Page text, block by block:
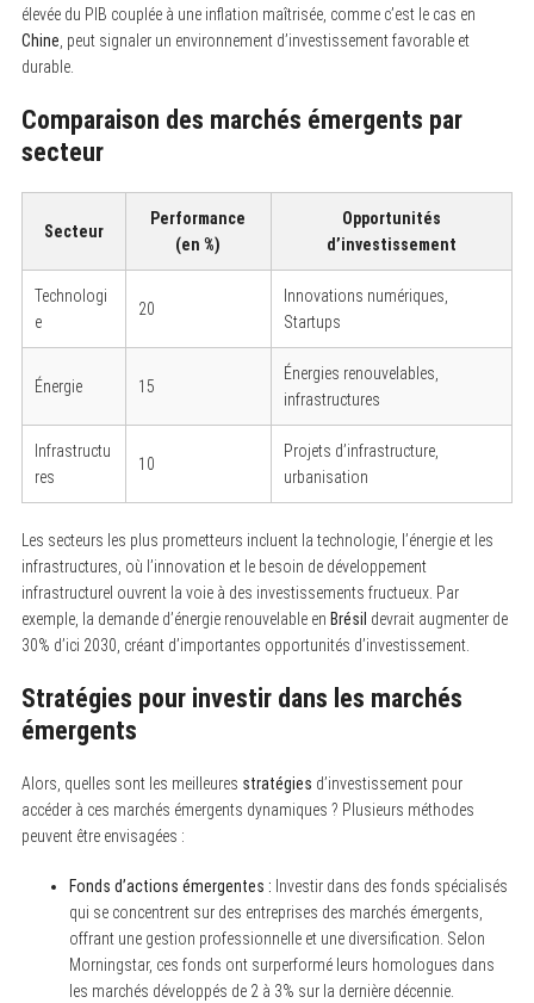
élevée du PIB couplée à une inflation maîtrisée, comme c’est le cas en
Chine, peut signaler un environnement d’investissement favorable et
durable.
Comparaison des marchés émergents par
secteur
Secteur
Performance
(en %)
Opportunités
d’investissement
Technologi
e
20
Innovations numériques,
Startups
Énergie 15
Énergies renouvelables,
infrastructures
Infrastructu
res
10
Projets d’infrastructure,
urbanisation
Les secteurs les plus prometteurs incluent la technologie, l’énergie et les
infrastructures, où l’innovation et le besoin de développement
infrastructurel ouvrent la voie à des investissements fructueux. Par
exemple, la demande d’énergie renouvelable en Brésil devrait augmenter de
30% d’ici 2030, créant d’importantes opportunités d’investissement.
Stratégies pour investir dans les marchés
émergents
Alors, quelles sont les meilleures stratégies d’investissement pour
accéder à ces marchés émergents dynamiques ? Plusieurs méthodes
peuvent être envisagées :
Fonds d’actions émergentes : Investir dans des fonds spécialisés
qui se concentrent sur des entreprises des marchés émergents,
offrant une gestion professionnelle et une diversification. Selon
Morningstar, ces fonds ont surperformé leurs homologues dans
les marchés développés de 2 à 3% sur la dernière décennie.